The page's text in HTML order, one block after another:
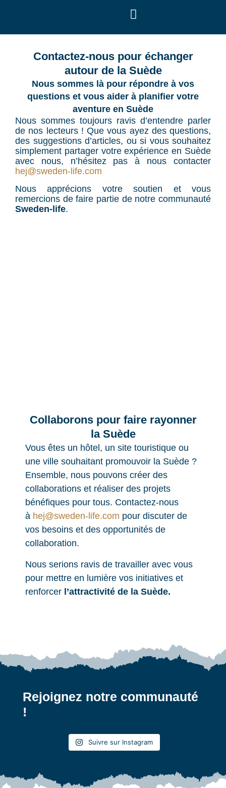
Contactez-nous pour échanger
autour de la Suède
Nous sommes là pour répondre à vos
questions et vous aider à planifier votre
aventure en Suède
Nous sommes toujours ravis d’entendre parler
de nos lecteurs ! Que vous ayez des questions,
des suggestions d’articles, ou si vous souhaitez
simplement partager votre expérience en Suède
avec nous, n’hésitez pas à nous contacter
hej@sweden-life.com
Nous apprécions votre soutien et vous
remercions de faire partie de notre communauté
Sweden-life.
Collaborons pour faire rayonner
la Suède
Vous êtes un hôtel, un site touristique ou
une ville souhaitant promouvoir la Suède ?
Ensemble, nous pouvons créer des
collaborations et réaliser des projets
bénéfiques pour tous. Contactez-nous
à hej@sweden-life.com pour discuter de
vos besoins et des opportunités de
collaboration.
Nous serions ravis de travailler avec vous
pour mettre en lumière vos initiatives et
renforcer l’attractivité de la Suède.
Rejoignez notre communauté
!
Suivre sur Instagram